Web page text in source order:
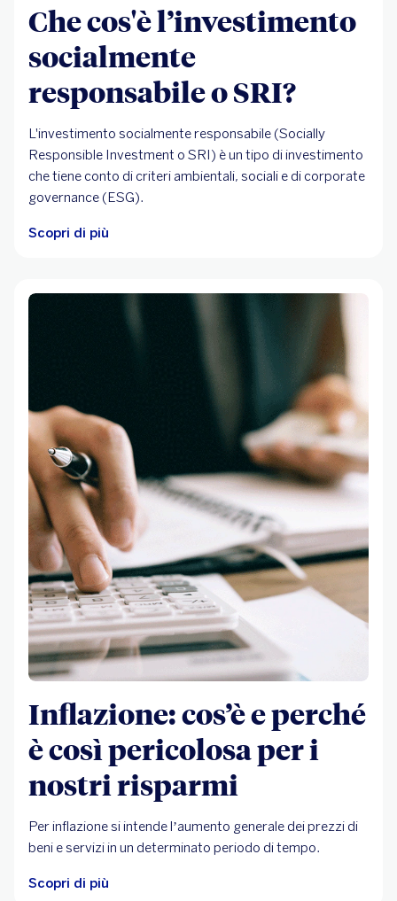
Che cos'è l’investimento
socialmente
responsabile o SRI?
L'investimento socialmente responsabile (Socially
Responsible Investment o SRI) è un tipo di investimento
che tiene conto di criteri ambientali, sociali e di corporate
governance (ESG).
Scopri di più
Inflazione: cos’è e perché
è così pericolosa per i
nostri risparmi
Per inflazione si intende l’aumento generale dei prezzi di
beni e servizi in un determinato periodo di tempo.
Scopri di più